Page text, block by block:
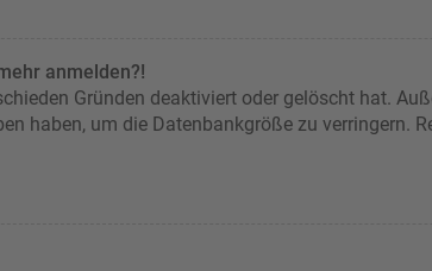
anmelden?!
Gründen deaktiviert oder gelöscht hat.
haben, um die Datenbankgröße zu verringern.